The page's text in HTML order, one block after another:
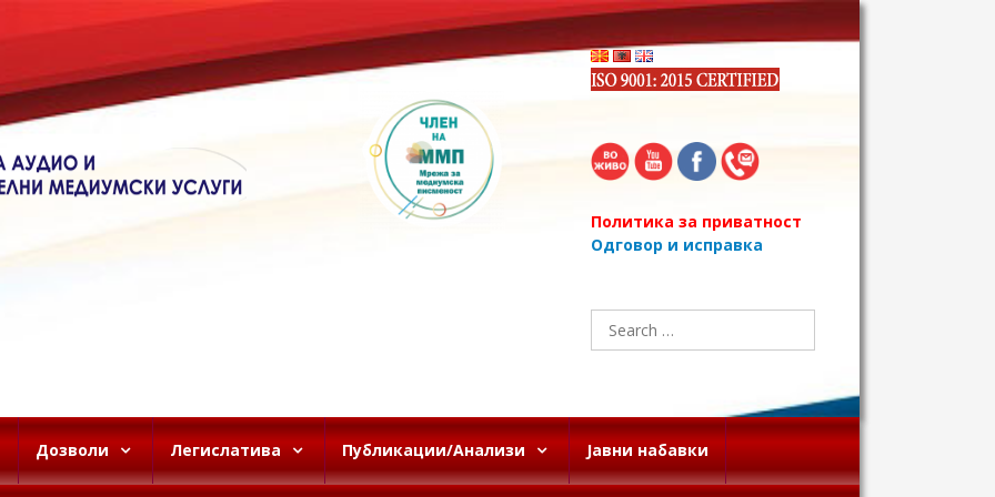
Политика за приватност
Одговор и исправка
Search
for:
Дозволи Легислатива Публикации/Анализи Јавни набавки